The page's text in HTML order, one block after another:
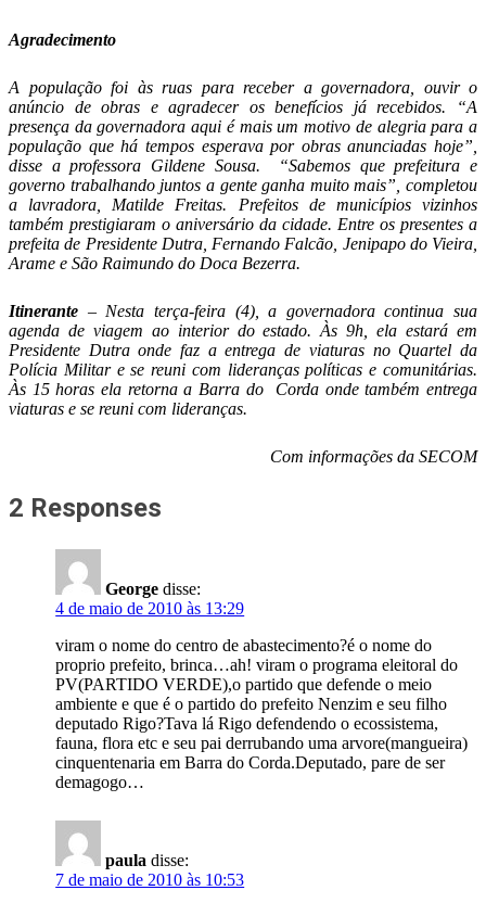
Agradecimento
A população foi às ruas para receber a governadora, ouvir o
anúncio de obras e agradecer os benefícios já recebidos. “A
presença da governadora aqui é mais um motivo de alegria para a
população que há tempos esperava por obras anunciadas hoje”,
disse a professora Gildene Sousa. “Sabemos que prefeitura e
governo trabalhando juntos a gente ganha muito mais”, completou
a lavradora, Matilde Freitas. Prefeitos de municípios vizinhos
também prestigiaram o aniversário da cidade. Entre os presentes a
prefeita de Presidente Dutra, Fernando Falcão, Jenipapo do Vieira,
Arame e São Raimundo do Doca Bezerra.
Itinerante – Nesta terça-feira (4), a governadora continua sua
agenda de viagem ao interior do estado. Às 9h, ela estará em
Presidente Dutra onde faz a entrega de viaturas no Quartel da
Polícia Militar e se reuni com lideranças políticas e comunitárias.
Às 15 horas ela retorna a Barra do Corda onde também entrega
viaturas e se reuni com lideranças.
Com informações da SECOM
2 Responses
George disse:
4 de maio de 2010 às 13:29
viram o nome do centro de abastecimento?é o nome do
proprio prefeito, brinca…ah! viram o programa eleitoral do
PV(PARTIDO VERDE),o partido que defende o meio
ambiente e que é o partido do prefeito Nenzim e seu filho
deputado Rigo?Tava lá Rigo defendendo o ecossistema,
fauna, flora etc e seu pai derrubando uma arvore(mangueira)
cinquentenaria em Barra do Corda.Deputado, pare de ser
demagogo…
paula disse:
7 de maio de 2010 às 10:53